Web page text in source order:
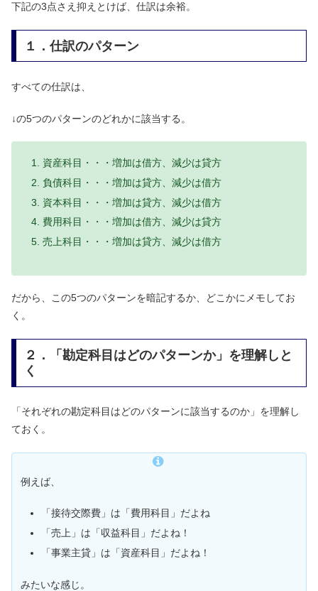
下記の3点さえ抑えとけば、仕訳は余裕。
１．仕訳のパターン
すべての仕訳は、
↓の5つのパターンのどれかに該当する。
資産科目・・・増加は借方、減少は貸方
負債科目・・・増加は貸方、減少は借方
資本科目・・・増加は貸方、減少は借方
費用科目・・・増加は借方、減少は貸方
売上科目・・・増加は貸方、減少は借方
だから、この5つのパターンを暗記するか、どこかにメモしてお
く。
２．「勘定科目はどのパターンか」を理解しと
く
「それぞれの勘定科目はどのパターンに該当するのか」を理解し
ておく。
例えば、
「接待交際費」は「費用科目」だよね
「売上」は「収益科目」だよね！
「事業主貸」は「資産科目」だよね！
みたいな感じ。